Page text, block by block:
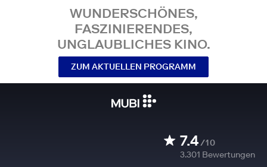
WUNDERSCHÖNES,
FASZINIERENDES,
UNGLAUBLICHES KINO.
ZUM AKTUELLEN PROGRAMM
7.4/10
3.301 Bewertungen